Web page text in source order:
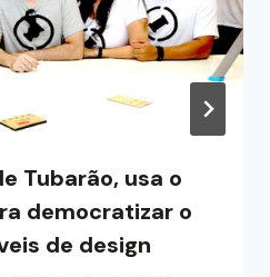
Tubarão, usa o
democratizar o
de design